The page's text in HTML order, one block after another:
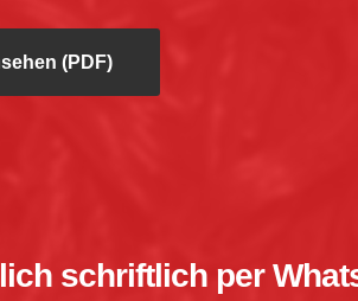
(PDF)
schriftlich per